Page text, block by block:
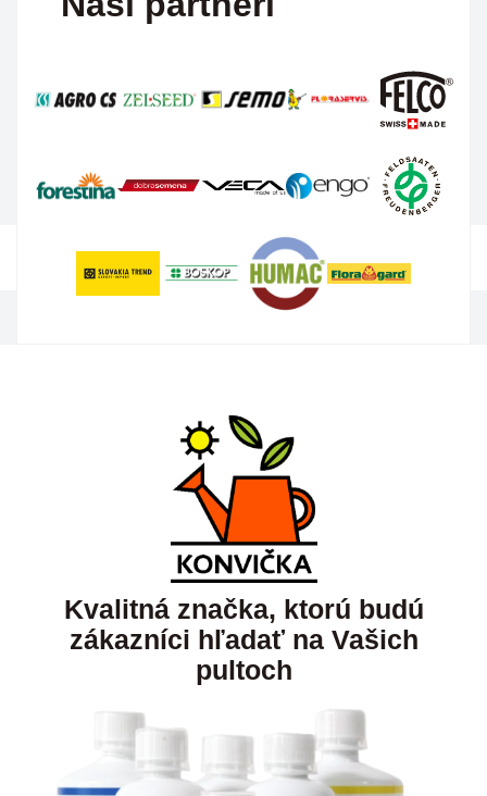
Kvalitná značka, ktorú budú
zákazníci hľadať na Vašich
pultoch